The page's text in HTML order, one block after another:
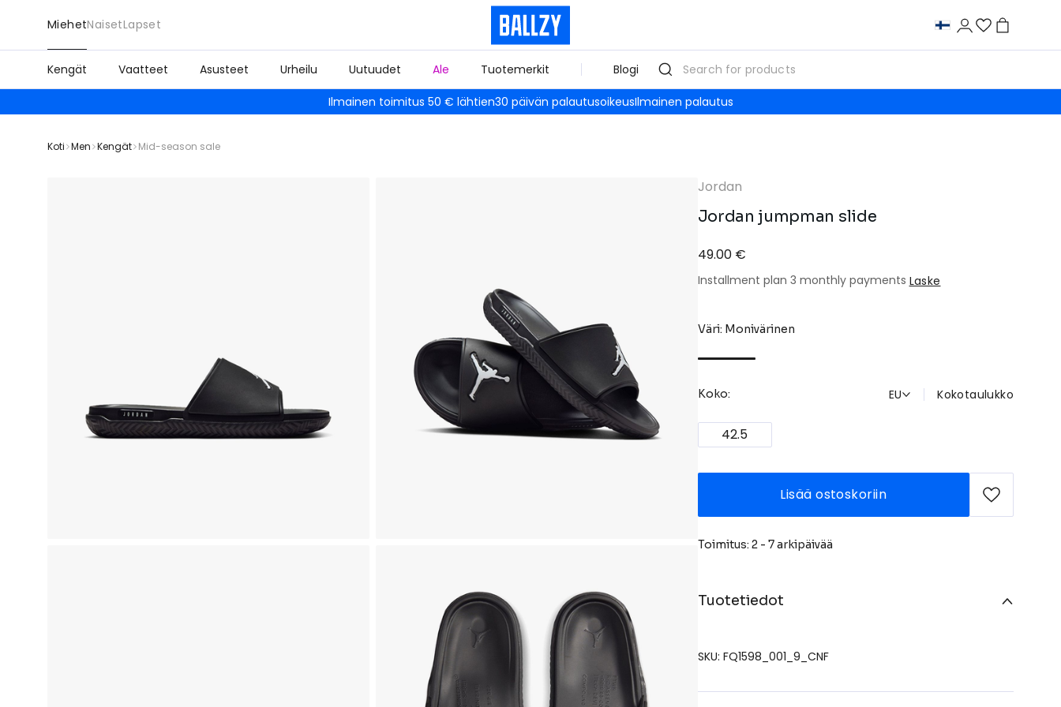
MiehetNaisetLapset
Kengät Vaatteet Asusteet Urheilu Uutuudet Ale Tuotemerkit Blogi
Ilmainen toimitus 50 € lähtien30 päivän palautusoikeusIlmainen palautus
Koti Men Kengät Mid-season sale
Jordan
Jordan jumpman slide
49.00 €
Installment plan 3 monthly payments Laske
Väri: Monivärinen
Koko: EU Kokotaulukko
42.5
Lisää ostoskoriin
Toimitus: 2 - 7 arkipäivää
Tuotetiedot
SKU: FQ1598_001_9_CNF